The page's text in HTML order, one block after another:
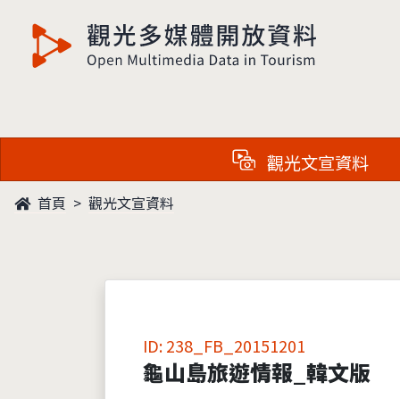
觀光多媒體開放資料
觀光文宣資料
首頁 觀光文宣資料
ID: 238_FB_20151201
龜山島旅遊情報_韓文版